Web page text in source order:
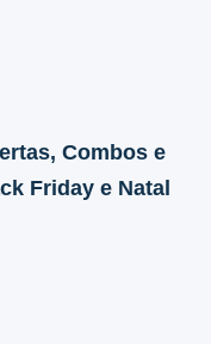
Combos e
Friday e Natal